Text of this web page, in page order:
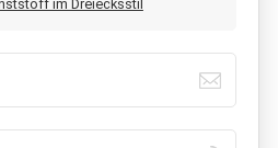
im Dreiecksstil